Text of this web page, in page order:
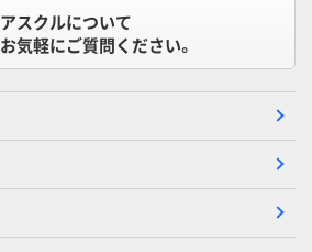
アスクルについて
お気軽にご質問ください。